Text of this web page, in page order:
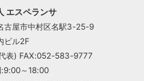
エスペランサ
屋市中村区名駅3-25-9
ビル2F
表) FAX:052-583-9777
:9:00～18:00